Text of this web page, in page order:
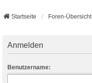
Startseite Foren-Übersicht
Anmelden
Benutzername: